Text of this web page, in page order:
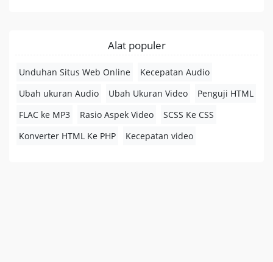
Alat populer
Unduhan Situs Web Online
Kecepatan Audio
Ubah ukuran Audio
Ubah Ukuran Video
Penguji HTML
FLAC ke MP3
Rasio Aspek Video
SCSS Ke CSS
Konverter HTML Ke PHP
Kecepatan video